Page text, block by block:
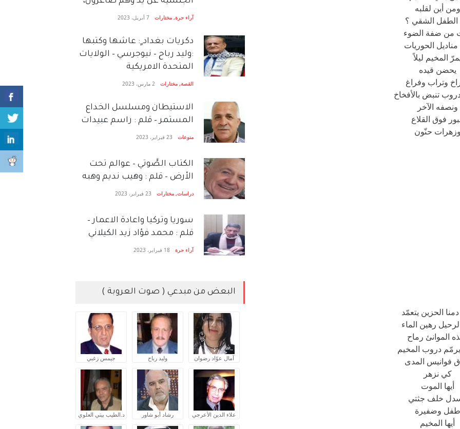
ومن أين لقلبه
الطفل الشقي ؟
من ضفة الضوء
الحوريات
المخيم ليلاً
يحضن قيده
وتراب وفراغ
تنبض بالأفخاخ
ونصفه الآخر
فوق القلاع
وزهرات حنّون
الحزين يتعمّد
رهين الماء
الموانئ رماح
دروب المخيم
فوانيس المدى
كي نزهر
أيها الموت
خلف جثتي
طفل وضفيرة
أيها المخيم
آراء حرة, مختارات 7 أبريل، 2023
دكريات بغداد ٍ: عاشها وكتبها
:وليد رباح – نيوجرسي – الولايات
المتحدة الامريكية
القصة, مختارات 2 مارس، 2023
الاستيطان ومسلسل الخداع
المستمر – قلم : راسم عبيدات
منوعات 23 فبراير، 2023
الكتاب الصَّوتي – عوالم تحت
الأرض – قلم : وهيب نديم وهبه
دراسات, مختارات 23 فبراير، 2023
سوريا وتركيا واعادة الاعمار –
قلم : محمد فؤاد زيد الكيلاني
آراء حرة 18 فبراير، 2023
البعض من مبدعي ( صوت العروبة )
آمال عوّاد رضوان وليد رباح جيمس زغبي
علاء الدين الأعرجي رشاد أبو شاور د.الطيب بيتي العلوي